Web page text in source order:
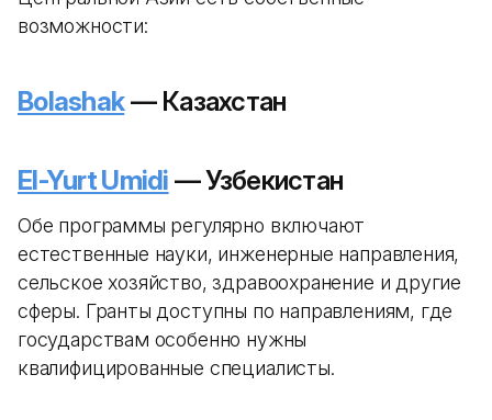
возможности:
Bolashak— Казахстан
El-Yurt Umidi — Узбекистан
Обе программы регулярно включают
естественные науки, инженерные направления,
сельское хозяйство, здравоохранение и другие
сферы. Гранты доступны по направлениям, где
государствам особенно нужны
квалифицированные специалисты.